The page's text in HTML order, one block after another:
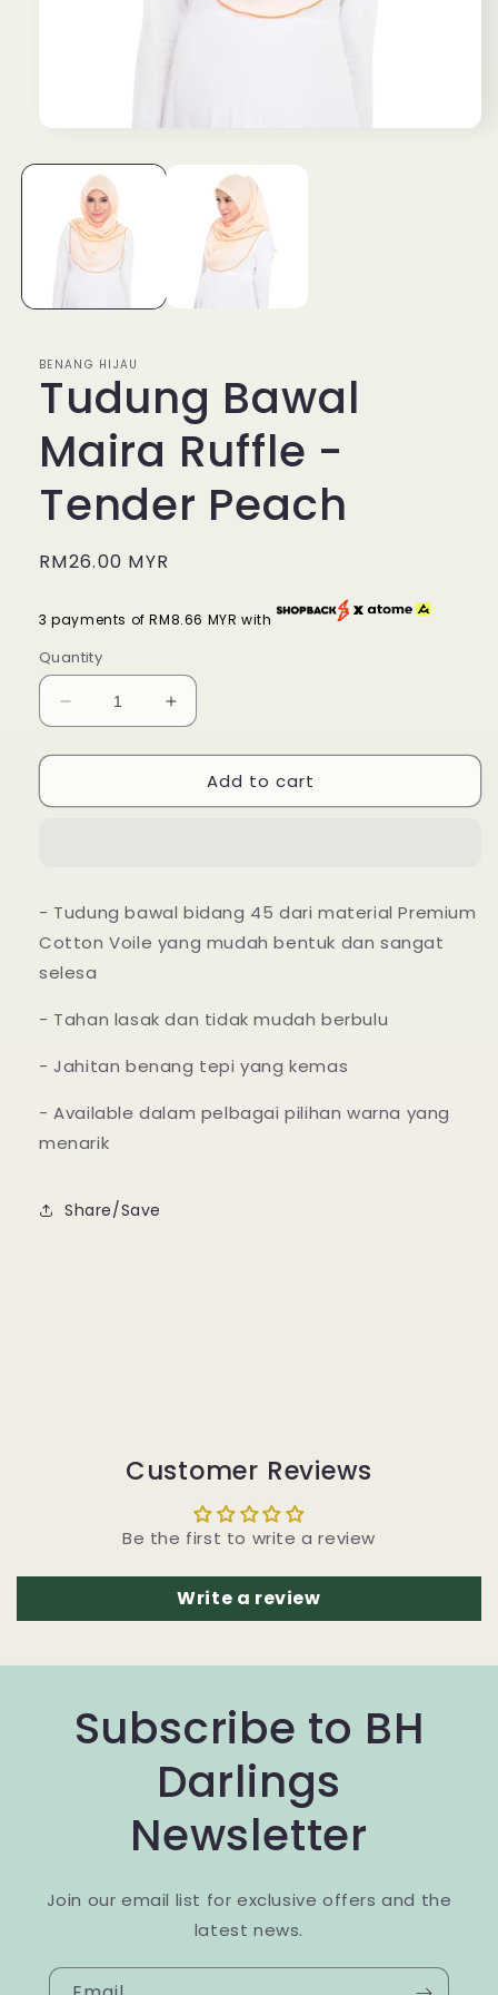
1
BENANG HIJAU
Tudung Bawal
Maira Ruffle -
Tender Peach
Regular
RM26.00 MYR
3 payments of RM8.66 MYR with
Quantity
Decrease
quantity
for
Bawal
Peach
Increase
quantity
for
Tudung
Bawal
Peach
Add to cart
- Tudung bawal bidang 45 dari material Premium
Cotton Voile yang mudah bentuk dan sangat
selesa
- Tahan lasak dan tidak mudah berbulu
- Jahitan benang tepi yang kemas
- Available dalam pelbagai pilihan warna yang
menarik
Share/Save
Customer Reviews
Be the first to write a review
Write a review
Subscribe to BH
Darlings
Newsletter
Join our email list for exclusive offers and the
latest news.